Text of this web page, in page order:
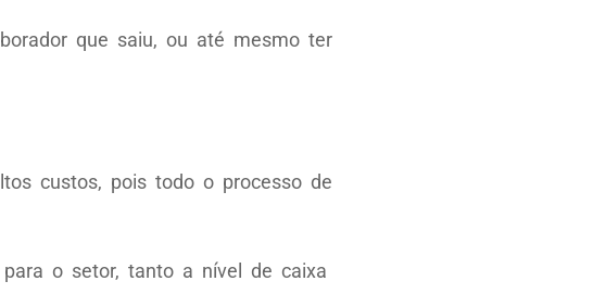
que saiu, ou até mesmo ter
custos, pois todo o processo de
o setor, tanto a nível de caixa